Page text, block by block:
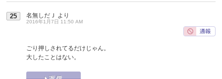
25 名無しだＪ より
2016年1月7日 11:50 AM
ごり押しされてるだけじゃん。
大したことはない。